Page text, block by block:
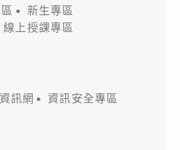
新生專區
線上授課專區
訊網
資訊安全專區